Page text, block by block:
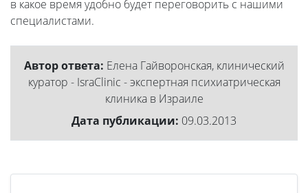
в какое время удобно будет переговорить с нашими
специалистами.
Автор ответа: Елена Гайворонская, клинический
куратор - IsraClinic - экспертная психиатрическая
клиника в Израиле
Дата публикации: 09.03.2013